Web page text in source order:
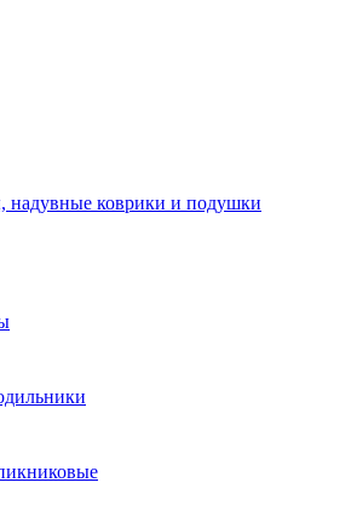
надувные коврики и подушки